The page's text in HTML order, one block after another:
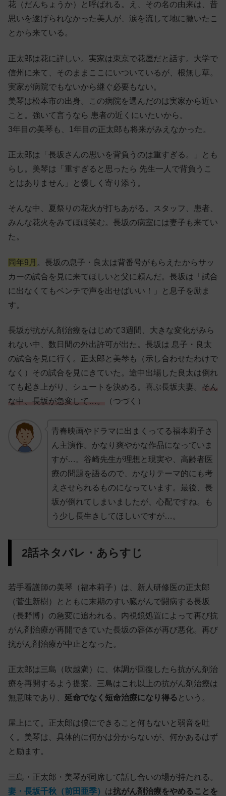
花（だんちょうか）と呼ばれる。え、その名の由来は、昔
思いを遂げられなかった美人が、涙を流して地に撒いたこ
とから来ている。
正太郎は花に詳しい。実家は東京で花屋だと話す。大学で
信州に来て、そのままここにいついているが、根無し草。
実家が病院でもないから継ぐ必要もない。
美琴は松本市の出身。この病院を選んだのは実家から近い
こと。強いて言うなら 患者の近くにいたいから。
3年目の美琴も、1年目の正太郎も将来がみえなかった。
正太郎は「長坂さんの思いを背負うのは重すぎる。」とも
らし。美琴は「重すぎると思ったら 先生一人で背負うこ
とはありません」と優しく寄り添う。
そんな中、夏祭りの花火が打ちあがる。スタッフ、患者、
みんな花火をみてほほ笑む。長坂の病室には妻子も来てい
た。
同年9月 。長坂の息子・良太は背番号がもらえたからサッ
カーの試合を見に来てほしいと父に頼んだ。長坂は「試合
に出なくてもベンチで声を出せばいい！」と息子を励ま
す。
長坂が抗がん剤治療をはじめて3週間、大きな変化がみら
れない中、数日間の外出許可が出た。長坂は 息子・良太
の試合を見に行く。正太郎と美琴も（示し合わせたわけで
なく）その試合を見にきていた。途中出場した良太は倒れ
ても起き上がり、シュートを決める。喜ぶ長坂夫妻。 そん
な中、長坂が急変して…。
（つづく）
青春映画やドラマに出まくってる福本莉子さ
ん主演作。かなり爽やかな作品になっていま
すが…。谷崎先生が理想と現実や、高齢者医
療の問題を語るので、かなりテーマ的にも考
えさせられるものになっています。最後、長
坂が倒れてしまいましたが、心配ですね。も
う少し長生きしてほしいですが…。
2話ネタバレ・あらすじ
若手看護師の美琴（福本莉子）は、新人研修医の正太郎
（菅生新樹）とともに末期のすい臓がんで闘病する長坂
（長野博）の急変に追われる。内視鏡処置によって再び抗
がん剤治療が再開できていた長坂の容体が再び悪化。再び
抗がん剤治療が中止となった。
正太郎は三島（吹越満）に、体調が回復したら抗がん剤治
療を再開するよう提案。三島はこれ以上の抗がん剤治療は
無意味であり、 延命でなく短命治療になり得る という。
屋上にて。正太郎は僕にできること何もないと弱音を吐
く。美琴は、具体的に何かは分からないが、何かあるはず
と励ます。
三島・正太郎・美琴が同席して話し合いの場が持たれる。
妻・長坂千秋（前田亜季） は抗がん剤治療をやめることを